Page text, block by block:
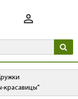
красавицы"